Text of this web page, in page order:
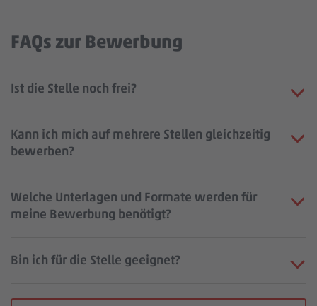
FAQs zur Bewerbung
Ist die Stelle noch frei?
Kann ich mich auf mehrere Stellen gleichzeitig
bewerben?
Welche Unterlagen und Formate werden für
meine Bewerbung benötigt?
Bin ich für die Stelle geeignet?